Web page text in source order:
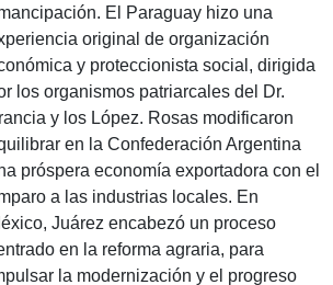
El Paraguay hizo una
original de organización
y proteccionista social, dirigida
los organismos patriarcales del Dr.
y los López. Rosas modificaron
en la Confederación Argentina
próspera economía exportadora con el
a las industrias locales. En
Juárez encabezó un proceso
en la reforma agraria, para
la modernización y el progreso